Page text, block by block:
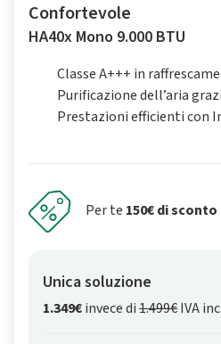
Confortevole
HA40x Mono 9.000 BTU
Classe A+++ in
Purificazione dell’aria
Prestazioni efficienti con
Per te 150€ di sconto
Unica soluzione
1.349€invece di1.499€IVA